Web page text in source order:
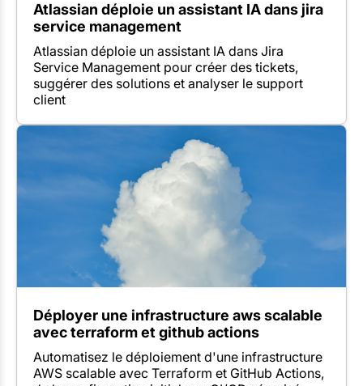
Atlassian déploie un assistant IA dans jira
service management
Atlassian déploie un assistant IA dans Jira
Service Management pour créer des tickets,
suggérer des solutions et analyser le support
client
Déployer une infrastructure aws scalable
avec terraform et github actions
Automatisez le déploiement d'une infrastructure
AWS scalable avec Terraform et GitHub Actions,